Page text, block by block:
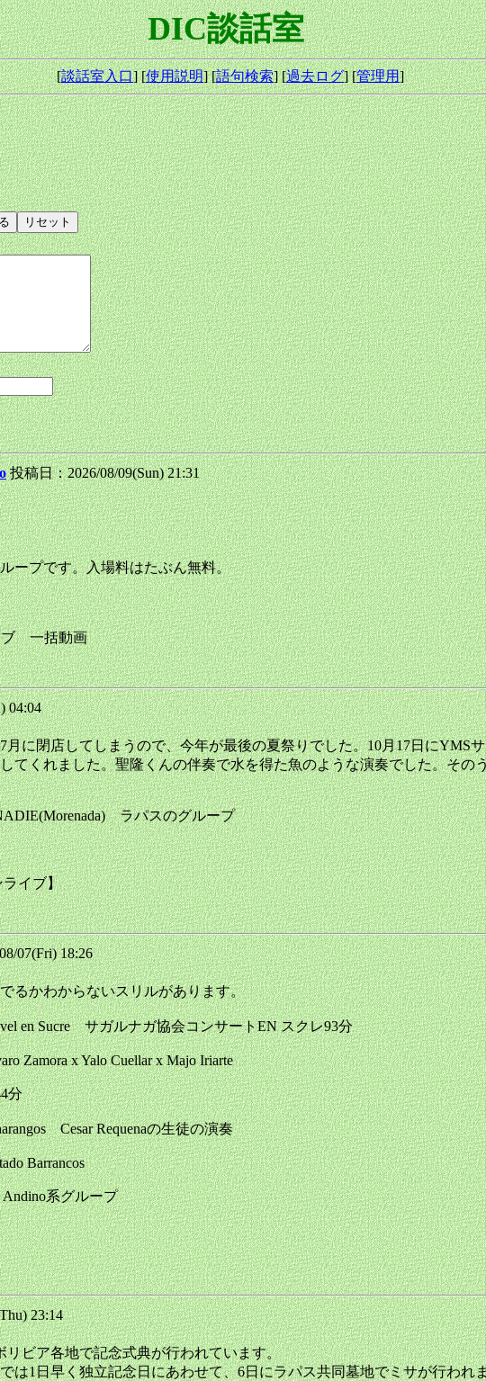
DIC談話室
[談話室入口] [使用説明] [語句検索] [過去ログ] [管理用]
投稿日：2026/08/09(Sun) 21:31
ープです。入場料はたぶん無料。
ブ 一括動画
04:04
に閉店してしまうので、今年が最後の夏祭りでした。10月17日にYMS
くれました。聖隆くんの伴奏で水を得た魚のような演奏でした。その
ラパスのグループ
ライブ】
07(Fri) 18:26
るかわからないスリルがあります。
en Sucre サガルナガ協会コンサートEN スクレ93分
Zamora x Yalo Cuellar x Majo Iriarte
分
Cesar Requenaの生徒の演奏
Barrancos
Andino系グループ
23:14
ビア各地で記念式典が行われています。
は1日早く独立記念日にあわせて、6日にラパス共同墓地でミサが行われ